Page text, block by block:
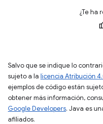
¿Te ha
Salvo que se indique lo
sujeto a la licencia Atribución
ejemplos de código están
obtener más información,
Google Developers. Java es
afiliados.